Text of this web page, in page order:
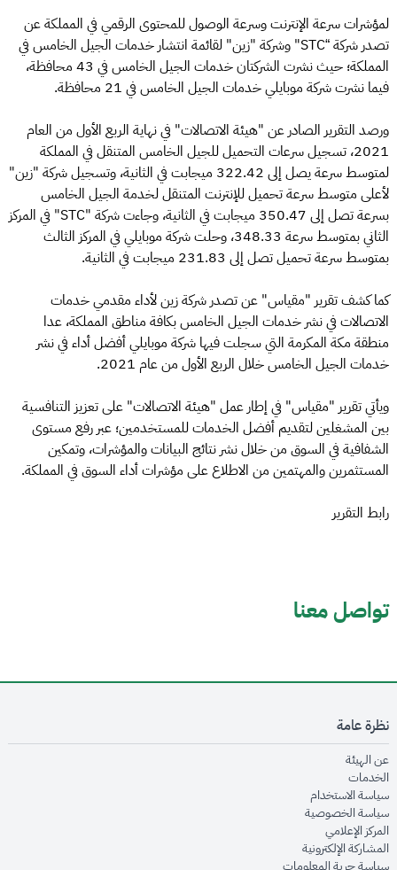
لمؤشرات سرعة الإنترنت وسرعة الوصول للمحتوى الرقمي في المملكة عن
تصدر شركة “STC" وشركة "زين" لقائمة انتشار خدمات الجيل الخامس في
المملكة؛ حيث نشرت الشركتان خدمات الجيل الخامس في 43 محافظة،
فيما نشرت شركة موبايلي خدمات الجيل الخامس في 21 محافظة.
ورصد التقرير الصادر عن "هيئة الاتصالات" في نهاية الربع الأول من العام
2021، تسجيل سرعات التحميل للجيل الخامس المتنقل في المملكة
لمتوسط سرعة يصل إلى 322.42 ميجابت في الثانية، وتسجيل شركة "زين"
لأعلى متوسط سرعة تحميل للإنترنت المتنقل لخدمة الجيل الخامس
بسرعة تصل إلى 350.47 ميجابت في الثانية، وجاءت شركة "STC" في المركز
الثاني بمتوسط سرعة 348.33، وحلت شركة موبايلي في المركز الثالث
بمتوسط سرعة تحميل تصل إلى 231.83 ميجابت في الثانية.
كما كشف تقرير "مقياس" عن تصدر شركة زين لأداء مقدمي خدمات
الاتصالات في نشر خدمات الجيل الخامس بكافة مناطق المملكة، عدا
منطقة مكة المكرمة التي سجلت فيها شركة موبايلي أفضل أداء في نشر
خدمات الجيل الخامس خلال الربع الأول من عام 2021.
ويأتي تقرير "مقياس" في إطار عمل "هيئة الاتصالات" على تعزيز التنافسية
بين المشغلين لتقديم أفضل الخدمات للمستخدمين؛ عبر رفع مستوى
الشفافية في السوق من خلال نشر نتائج البيانات والمؤشرات، وتمكين
المستثمرين والمهتمين من الاطلاع على مؤشرات أداء السوق في المملكة.
رابط التقرير
تواصل معنا
نظرة عامة
عن الهيئةopens in new window
الخدماتopens in new window
سياسة الاستخدام
سياسة الخصوصيةopens in new window
المركز الإعلاميopens in new window
المشاركة الإلكترونيةopens in new window
سياسة حرية المعلوماتopens in new window